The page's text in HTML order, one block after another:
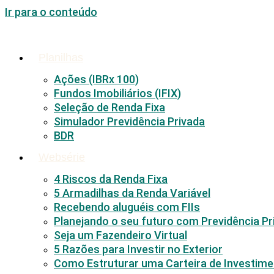
Ir para o conteúdo
Ações (IBRx 100)
Fundos Imobiliários (IFIX)
Seleção de Renda Fixa
Simulador Previdência Privada
BDR
4 Riscos da Renda Fixa
5 Armadilhas da Renda Variável
Recebendo aluguéis com FIIs
Planejando o seu futuro com Previdência
Seja um Fazendeiro Virtual
5 Razões para Investir no Exterior
Como Estruturar uma Carteira de